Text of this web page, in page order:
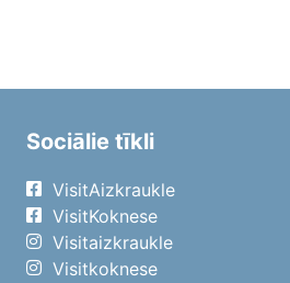
Sociālie tīkli
VisitAizkraukle
VisitKoknese
Visitaizkraukle
Visitkoknese